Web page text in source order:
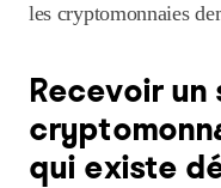
les cryptomonnaies
Recevoir un
qui existe